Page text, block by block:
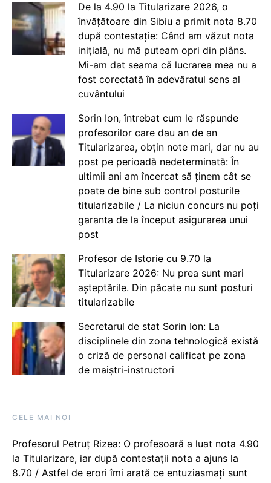
De la 4.90 la Titularizare 2026, o
învățătoare din Sibiu a primit nota 8.70
după contestație: Când am văzut nota
inițială, nu mă puteam opri din plâns.
Mi-am dat seama că lucrarea mea nu a
fost corectată în adevăratul sens al
cuvântului
Sorin Ion, întrebat cum le răspunde
profesorilor care dau an de an
Titularizarea, obțin note mari, dar nu au
post pe perioadă nedeterminată: În
ultimii ani am încercat să ținem cât se
poate de bine sub control posturile
titularizabile / La niciun concurs nu poți
garanta de la început asigurarea unui
post
Profesor de Istorie cu 9.70 la
Titularizare 2026: Nu prea sunt mari
așteptările. Din păcate nu sunt posturi
titularizabile
Secretarul de stat Sorin Ion: La
disciplinele din zona tehnologică există
o criză de personal calificat pe zona
de maiștri-instructori
CELE MAI NOI
Profesorul Petruț Rizea: O profesoară a luat nota 4.90
la Titularizare, iar după contestații nota a ajuns la
8.70 / Astfel de erori îmi arată ce entuziasmați sunt